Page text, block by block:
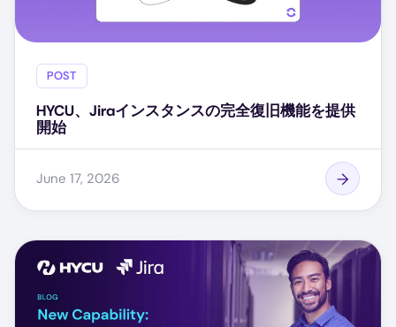
POST
HYCU、Jiraインスタンスの完全復旧機能を提供
開始
June 17, 2026